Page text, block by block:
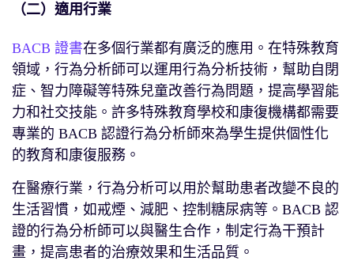
（二）適用行業
BACB 證書在多個行業都有廣泛的應用。在特殊教育
領域，行為分析師可以運用行為分析技術，幫助自閉
症、智力障礙等特殊兒童改善行為問題，提高學習能
力和社交技能。許多特殊教育學校和康復機構都需要
專業的 BACB 認證行為分析師來為學生提供個性化
的教育和康復服務。
在醫療行業，行為分析可以用於幫助患者改變不良的
生活習慣，如戒煙、減肥、控制糖尿病等。BACB 認
證的行為分析師可以與醫生合作，制定行為干預計
畫，提高患者的治療效果和生活品質。